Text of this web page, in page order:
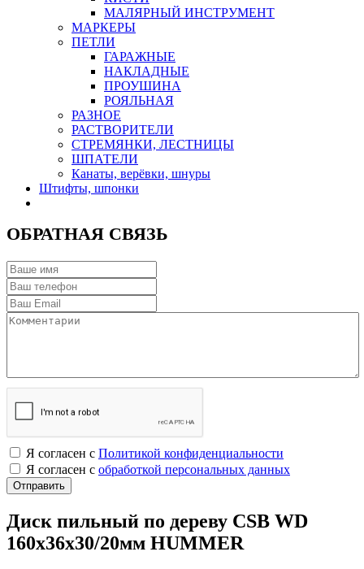
МАЛЯРНЫЙ ИНСТРУМЕНТ
МАРКЕРЫ
ПЕТЛИ
ГАРАЖНЫЕ
НАКЛАДНЫЕ
ПРОУШИНА
РОЯЛЬНАЯ
РАЗНОЕ
РАСТВОРИТЕЛИ
СТРЕМЯНКИ, ЛЕСТНИЦЫ
ШПАТЕЛИ
Канаты, верёвки, шнуры
Штифты, шпонки
ОБРАТНАЯ СВЯЗЬ
Я согласен с Политикой конфиденциальности
Я согласен с обработкой персональных данных
Диск пильный по дереву CSB WD
160х36х30/20мм HUMMER